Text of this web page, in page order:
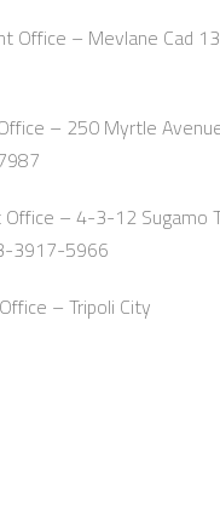
Office – Mevlane Cad
– 250 Myrtle
– 4-3-12 Sugamo
3917-5966
– Tripoli City